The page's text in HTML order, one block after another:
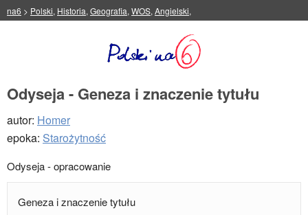
na6 > Polski, Historia, Geografia, WOS, Angielski,
Odyseja - Geneza i znaczenie tytułu
autor: Homer
epoka: Starożytność
Odyseja - opracowanie
Geneza i znaczenie tytułu